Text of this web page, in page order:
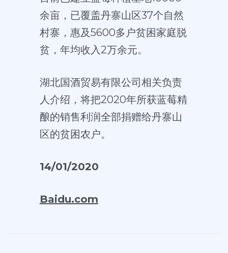
余亩，已覆盖丹寨山区37个自然
村寨，惠及5600多户贫困家庭脱
贫，年均收入2万余元。
湖北国酒贸易有限公司相关负责
人介绍，将把2020年所获蓝莓精
酿的销售利润全部捐赠给丹寨山
区的贫困农户。
14/01/2020
Baidu.com